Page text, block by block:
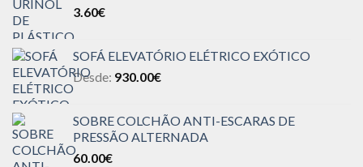
3.60€
SOFÁ ELEVATÓRIO ELÉTRICO EXÓTICO
Desde: 930.00€
SOBRE COLCHÃO ANTI-ESCARAS DE
PRESSÃO ALTERNADA
60.00€